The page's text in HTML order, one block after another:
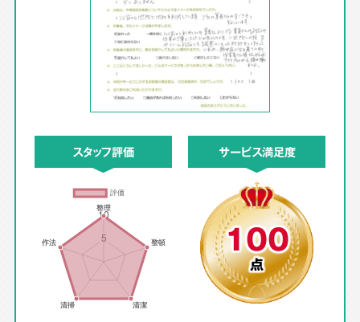
スタッフ評価 サービス満足度
100
点